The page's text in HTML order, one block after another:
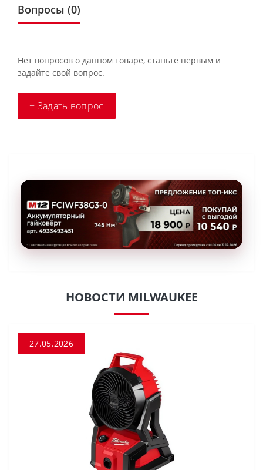
Вопросы (0)
Нет вопросов о данном товаре, станьте первым и
задайте свой вопрос.
+ Задать вопрос
НОВОСТИ MILWAUKEE
27.05.2026